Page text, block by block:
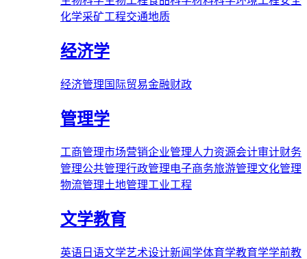
化学采矿工程交通地质
经济学
经济管理 国际贸易金融财政
管理学
工商管理市场营销企业管理人力资源会计审计财务
管理公共管理行政管理电子商务旅游管理文化管理
物流管理土地管理工业工程
文学教育
英语 日语文学艺术设计新闻学体育学教育学学前教